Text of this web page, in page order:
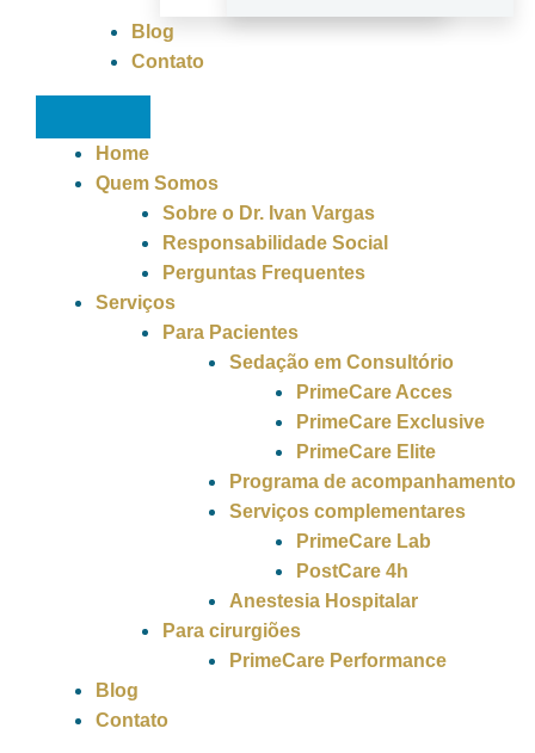
Blog
Contato
Home
Quem Somos
Sobre o Dr. Ivan Vargas
Responsabilidade Social
Perguntas Frequentes
Serviços
Para Pacientes
Sedação em Consultório
PrimeCare Acces
PrimeCare Exclusive
PrimeCare Elite
Programa de acompanhamento
Serviços complementares
PrimeCare Lab
PostCare 4h
Anestesia Hospitalar
Para cirurgiões
PrimeCare Performance
Blog
Contato